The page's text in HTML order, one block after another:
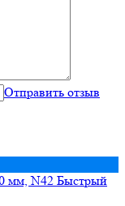
Отправить отзыв
Быстрый